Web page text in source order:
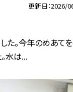
更新日 2026/
た。今年のめあて
水は...